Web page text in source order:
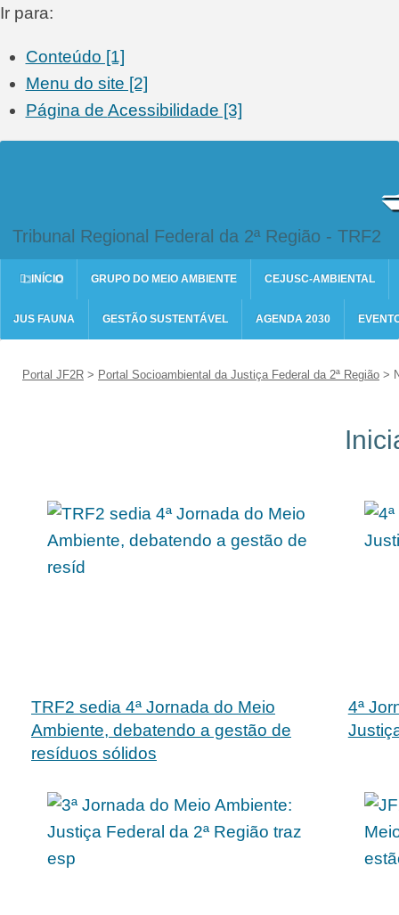
Ir para:
Conteúdo [1]
Menu do site [2]
Página de Acessibilidade [3]
Tribunal Regional Federal da 2ª Região - TRF2
INÍCIO GRUPO DO MEIO AMBIENTE CEJUSC-AMBIENTAL
JUS FAUNA GESTÃO SUSTENTÁVEL AGENDA 2030
Portal JF2R > Portal Socioambiental da Justiça Federal da 2ª Região >
TRF2 sedia 4ª Jornada do Meio
Ambiente, debatendo a gestão de
resíduos sólidos
4ª